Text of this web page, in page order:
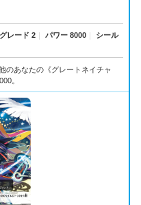
グレード 2 ｜ パワー 8000 ｜
シール
のあなたの《グレートネイチャ
。